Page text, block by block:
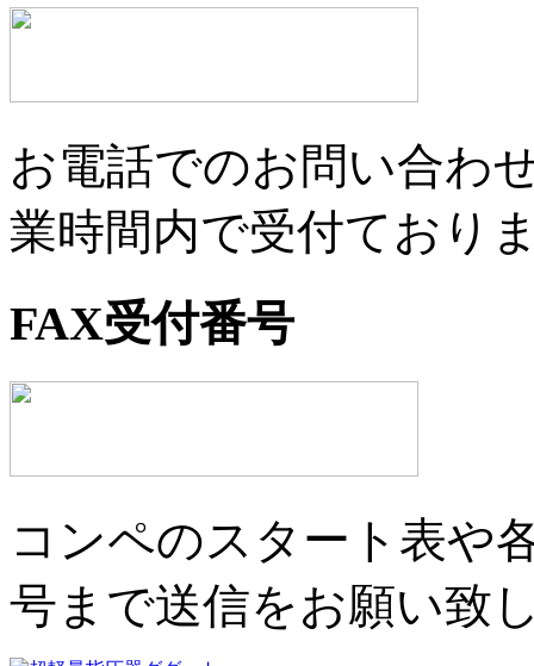
お電話でのお問い合わ
業時間内で受付ており
FAX受付番号
コンペのスタート表や
号まで送信をお願い致